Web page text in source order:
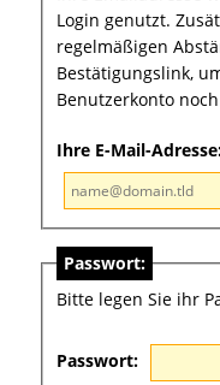
Login genutzt.
regelmäßigen
Bestätigungslink,
Benutzerkonto
Ihre E-Mail-
Passwort:
Bitte legen Sie ihr
Passwort: